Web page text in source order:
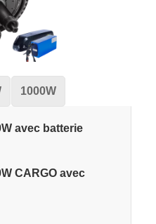
1000W
avec batterie
CARGO avec